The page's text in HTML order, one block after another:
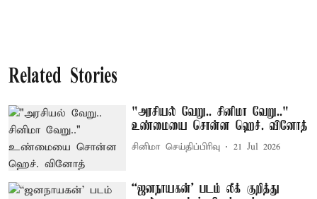
Related Stories
"அரசியல் வேறு.. சினிமா வேறு.."
உண்மையை சொன்ன ஹெச். வினோத்
சினிமா செய்திப்பிரிவு 21 Jul 2026
“ஜனநாயகன்’ படம் லீக் குறித்து